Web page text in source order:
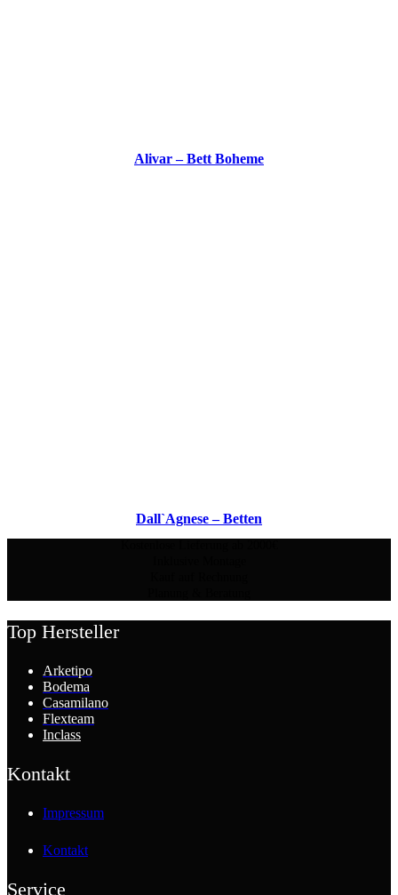
Alivar – Bett Boheme
Dall`Agnese – Betten
Top Hersteller
Arketipo
Bodema
Casamilano
Flexteam
Inclass
Kontakt
Impressum
Kontakt
Service